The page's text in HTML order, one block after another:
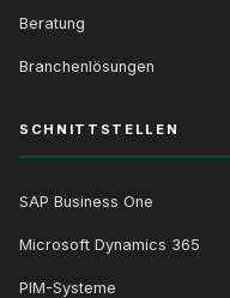
Beratung
Branchenlösungen
SCHNITTSTELLEN
SAP Business One
Microsoft Dynamics 365
PIM-Systeme